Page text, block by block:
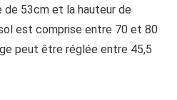
de 53cm et la hauteur de
est comprise entre 70 et 80
peut être réglée entre 45,5